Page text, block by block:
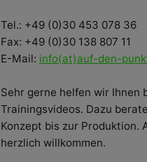
Tel.: +49 (0)30 453 078 36
Fax: +49 (0)30 138 807 11
E-Mail: info(at)auf-den-
Sehr gerne helfen wir Ihnen
Trainingsvideos. Dazu
Konzept bis zur Produktion.
herzlich willkommen.